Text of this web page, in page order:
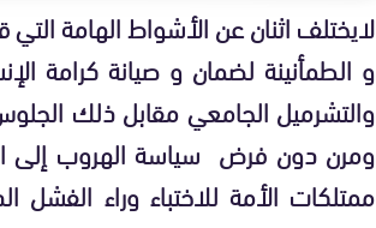
لايختلف اثنان عن الأشواط الهامة
و الطمأنينة لضمان و صيانة كرامة
والتشرميل الجامعي مقابل ذلك
ومرن دون فرض سياسة الهروب إلى
ممتلكات الأمة للاختباء وراء الفشل